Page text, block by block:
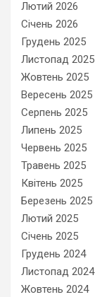
Лютий 2026
Січень 2026
Грудень 2025
Листопад 2025
Жовтень 2025
Вересень 2025
Серпень 2025
Липень 2025
Червень 2025
Травень 2025
Квітень 2025
Березень 2025
Лютий 2025
Січень 2025
Грудень 2024
Листопад 2024
Жовтень 2024